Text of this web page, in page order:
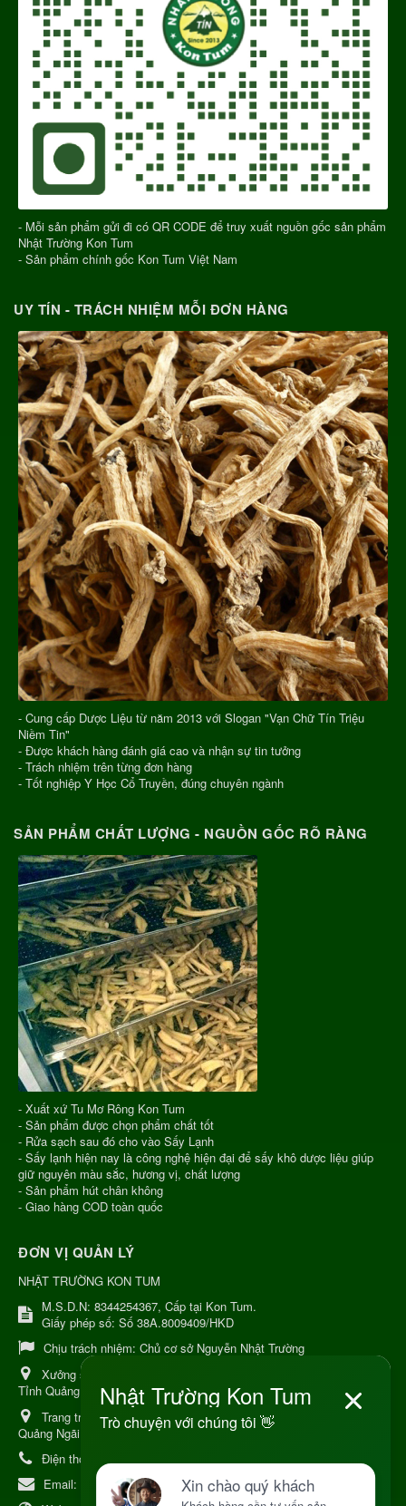
- Mỗi sản phẩm gửi đi có QR CODE để truy xuất nguồn gốc sản phẩm
Nhật Trường Kon Tum
- Sản phẩm chính gốc Kon Tum Việt Nam
UY TÍN - TRÁCH NHIỆM MỖI ĐƠN HÀNG
- Cung cấp Dược Liệu từ năm 2013 với Slogan "Vạn Chữ Tín Triệu
Niềm Tin"
- Được khách hàng đánh giá cao và nhận sự tin tưởng
- Trách nhiệm trên từng đơn hàng
- Tốt nghiệp Y Học Cổ Truyền, đúng chuyên ngành
SẢN PHẨM CHẤT LƯỢNG - NGUỒN GỐC RÕ RÀNG
- Xuất xứ Tu Mơ Rông Kon Tum
- Sản phẩm được chọn phẩm chất tốt
- Rửa sạch sau đó cho vào Sấy Lạnh
- Sấy lạnh hiện nay là công nghệ hiện đại để sấy khô dược liệu giúp
giữ nguyên màu sắc, hương vị, chất lượng
- Sản phẩm hút chân không
- Giao hàng COD toàn quốc
ĐƠN VỊ QUẢN LÝ
NHẬT TRƯỜNG KON TUM
M.S.D.N: 8344254367, Cấp tại Kon Tum.
Giấy phép số: Số 38A.8009409/HKD
Chịu trách nhiệm: Chủ cơ sở Nguyễn Nhật Trường
Xưởng sản xuất:
Tỉnh Quảng Ngải
Trang trại Dược Liệu Hữu Cơ: Khu 37 Hộ Xã Măng Đen Tỉnh
Quảng Ngãi
Điện thoại:
Email:
kinhdoanh@nhattruongkontum.com